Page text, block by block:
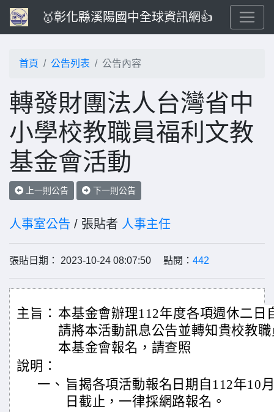
🥇彰化縣溪陽國中全球資訊網👍
首頁 公告列表 公告內容
轉發財團法人台灣省中
小學校教職員福利文教
基金會活動
上一則公告 下一則公告
人事室公告 / 張貼者 人事主任
張貼日期： 2023-10-24 08:07:50 點閱： 442
主旨： 本基金會辦理112年度各項週休二日
請將本活動訊息公告並轉知貴校教
本基金會報名，請查照
說明：
一、 旨揭各項活動報名日期自112年10
日截止，一律採網路報名。